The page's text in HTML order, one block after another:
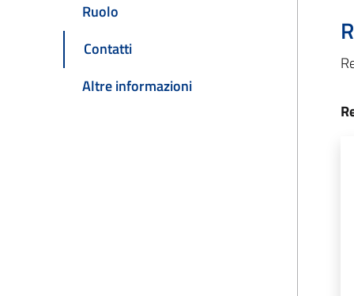
Ruolo
Contatti
Altre informazioni